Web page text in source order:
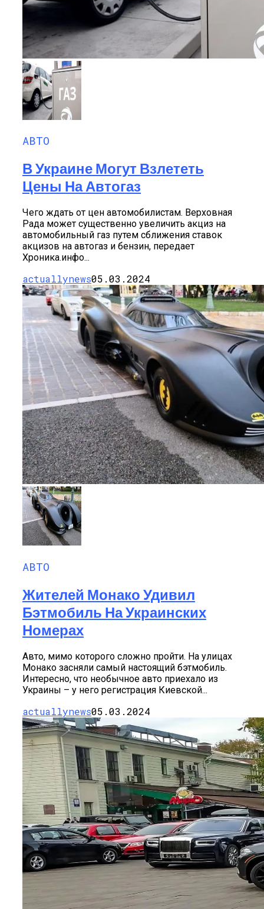
АВТО
В Украине Могут Взлететь
Цены На Автогаз
Чего ждать от цен автомобилистам. Верховная
Рада может существенно увеличить акциз на
автомобильный газ путем сближения ставок
акцизов на автогаз и бензин, передает
Хроника.инфо...
actuallynews05.03.2024
АВТО
Жителей Монако Удивил
Бэтмобиль На Украинских
Номерах
Авто, мимо которого сложно пройти. На улицах
Монако засняли самый настоящий бэтмобиль.
Интересно, что необычное авто приехало из
Украины – у него регистрация Киевской...
actuallynews05.03.2024